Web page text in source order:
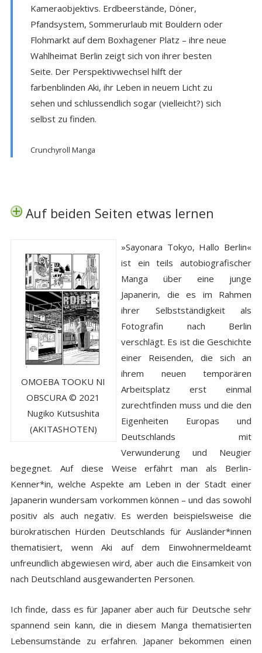
Kameraobjektivs. Erdbeerstände, Döner,
Pfandsystem, Sommerurlaub mit Bouldern oder
Flohmarkt auf dem Boxhagener Platz – ihre neue
Wahlheimat Berlin zeigt sich von ihrer besten
Seite. Der Perspektivwechsel hilft der
farbenblinden Aki, ihr Leben in neuem Licht zu
sehen und schlussendlich sogar (vielleicht?) sich
selbst zu finden.
Crunchyroll Manga
Auf beiden Seiten etwas lernen
OMOEBA TOOKU NI
OBSCURA © 2021
Nugiko Kutsushita
(AKITASHOTEN)
»Sayonara Tokyo, Hallo Berlin«
ist ein teils autobiografischer
Manga über eine junge
Japanerin, die es im Rahmen
ihrer Selbstständigkeit als
Fotografin nach Berlin
verschlägt. Es ist die Geschichte
einer Reisenden, die sich an
ihrem neuen temporären
Arbeitsplatz erst einmal
zurechtfinden muss und die den
Eigenheiten Europas und
Deutschlands mit
Verwunderung und Neugier
begegnet. Auf diese Weise erfährt man als Berlin-
Kenner*in, welche Aspekte am Leben in der Stadt einer
Japanerin wundersam vorkommen können – und das sowohl
positiv als auch negativ. Es werden beispielsweise die
bürokratischen Hürden Deutschlands für Ausländer*innen
thematisiert, wenn Aki auf dem Einwohnermeldeamt
unfreundlich abgewiesen wird, aber auch die Einsamkeit von
nach Deutschland ausgewanderten Personen.
Ich finde, dass es für Japaner aber auch für Deutsche sehr
spannend sein kann, die in diesem Manga thematisierten
Lebensumstände zu erfahren. Japaner bekommen einen